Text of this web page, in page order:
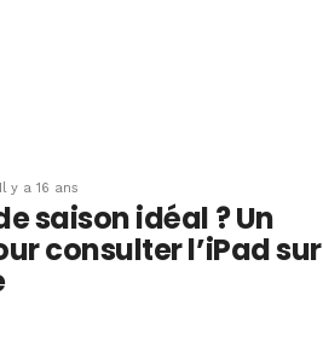
Il y a 16 ans
saison idéal ? Un
consulter l’iPad sur